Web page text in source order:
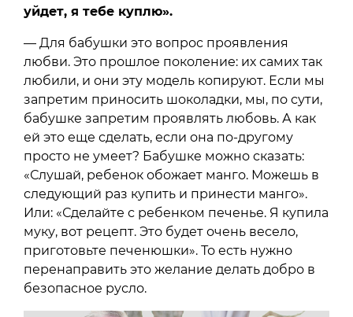
уйдет, я тебе куплю».
— Для бабушки это вопрос проявления
любви. Это прошлое поколение: их самих так
любили, и они эту модель копируют. Если мы
запретим приносить шоколадки, мы, по сути,
бабушке запретим проявлять любовь. А как
ей это еще сделать, если она по-другому
просто не умеет? Бабушке можно сказать:
«Слушай, ребенок обожает манго. Можешь в
следующий раз купить и принести манго».
Или: «Сделайте с ребенком печенье. Я купила
муку, вот рецепт. Это будет очень весело,
приготовьте печенюшки». То есть нужно
перенаправить это желание делать добро в
безопасное русло.